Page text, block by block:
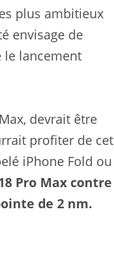
plus ambitieux
envisage de
le lancement
devrait être
profiter de cet
iPhone Fold ou
Pro Max contre
de 2 nm.